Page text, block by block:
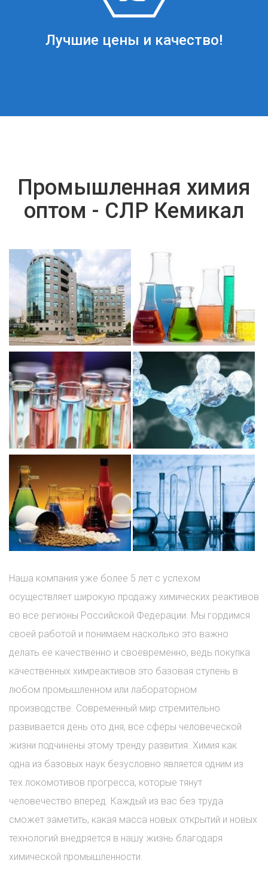
Лучшие цены и качество!
Промышленная химия
оптом - СЛР Кемикал
Наша компания уже более 5 лет с успехом
осуществляет широкую продажу химических реактивов
во все регионы Российской Федерации. Мы гордимся
своей работой и понимаем насколько это важно
делать ее качественно и своевременно, ведь покупка
качественных химреактивов это базовая ступень в
любом промышленном или лабораторном
производстве. Современный мир стремительно
развивается день ото дня, все сферы человеческой
жизни подчинены этому тренду развития. Химия как
одна из базовых наук безусловно является одним из
тех локомотивов прогресса, которые тянут
человечество вперед. Каждый из вас без труда
сможет заметить, какая масса новых открытий и новых
технологий внедряется в нашу жизнь благодаря
химической промышленности.